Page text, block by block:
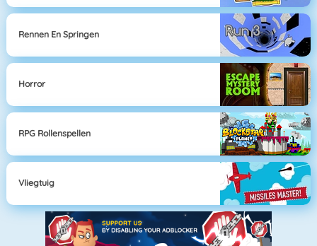
Rennen En Springen
Horror
RPG Rollenspellen
Vliegtuig